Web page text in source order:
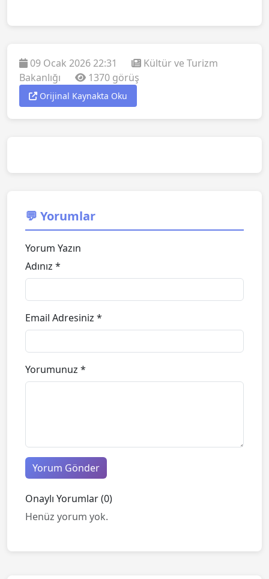
09 Ocak 2026 22:31
Kültür ve Turizm
Bakanlığı
1370 görüş
Orijinal Kaynakta Oku
💬 Yorumlar
Yorum Yazın
Adınız *
Email Adresiniz *
Yorumunuz *
Yorum Gönder
Onaylı Yorumlar (0)
Henüz yorum yok.